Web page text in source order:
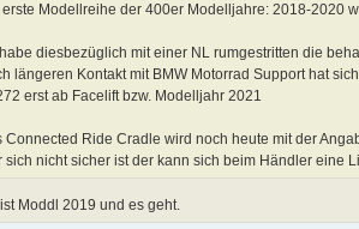
erste Modellreihe der 400er Modelljahre: 2018-2020
habe diesbezüglich mit einer NL rumgestritten die
längeren Kontakt mit BMW Motorrad Support hat
erst ab Facelift bzw. Modelljahr 2021
Connected Ride Cradle wird noch heute mit der
sich nicht sicher ist der kann sich beim Händler eine
Moddl 2019 und es geht.